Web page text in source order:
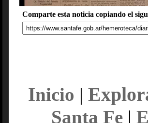
Comparte esta noticia copiando el
Inicio |
Santa Fe|